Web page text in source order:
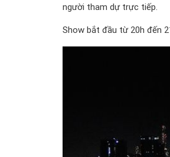
người tham dự trực tiếp.
Show bắt đầu từ 20h đến